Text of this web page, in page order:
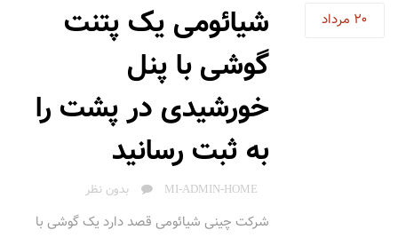
20 مرداد
شیائومی یک پتنت
گوشی با پنل
خورشیدی در پشت را
به ثبت رسانید
AUTHOR
MI-ADMIN-HOME بدون نظر
شرکت چینی شیائومی قصد دارد یک گوشی با